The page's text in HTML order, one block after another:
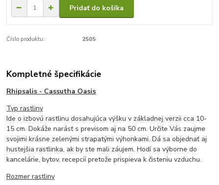
Pridať do košíka
Číslo produktu: 2505
Kompletné špecifikácie
Rhipsalis - Cassutha Oasis
Typ rastliny
Ide o izbovú rastlinu dosahujúca výšku v základnej verzii cca 10-
15 cm. Dokáže narásť s previsom aj na 50 cm. Určite Vás zaujme
svojimi krásne zelenými strapatými výhonkami. Dá sa objednať aj
hustejšia rastlinka, ak by ste mali záujem. Hodí sa výborne do
kancelárie, bytov, recepcií pretože prispieva k čisteniu vzduchu.
Rozmer rastliny